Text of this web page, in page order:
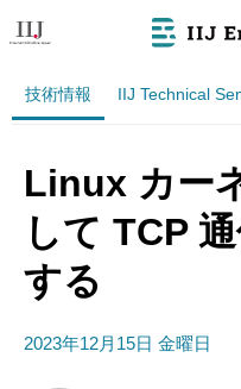
技術情報 IIJ Technical
Linux カー
して TCP
する
2023年12月15日 金曜日